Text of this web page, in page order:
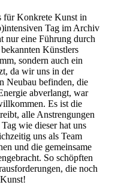
für Konkrete Kunst in
Tag im Archiv
nur eine Führung durch
Künstlers
sondern auch ein
da wir uns in der
Neubau befinden, die
abverlangt, war
Es ist die
alle Anstrengungen
wie dieser hat uns
uns als Team
und die gemeinsame
So schöpften
die noch